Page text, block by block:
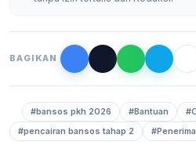
BAGIKAN
#bansos pkh 2026 #Bantuan
#pencairan bansos tahap 2